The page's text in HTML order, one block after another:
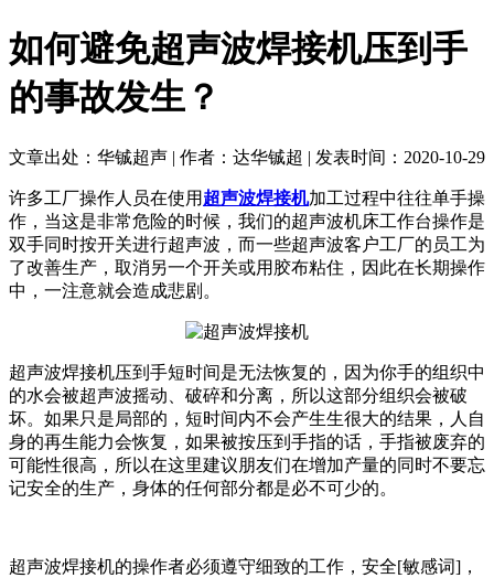
如何避免超声波焊接机压到手
的事故发生？
文章出处：华铖超声 | 作者：达华铖超 | 发表时间：2020-10-29
许多工厂操作人员在使用 超声波焊接机加工过程中往往单手操
作，当这是非常危险的时候，我们的超声波机床工作台操作是
双手同时按开关进行超声波，而一些超声波客户工厂的员工为
了改善生产，取消另一个开关或用胶布粘住，因此在长期操作
中，一注意就会造成悲剧。
超声波焊接机压到手短时间是无法恢复的，因为你手的组织中
的水会被超声波摇动、破碎和分离，所以这部分组织会被破
坏。如果只是局部的，短时间内不会产生生很大的结果，人自
身的再生能力会恢复，如果被按压到手指的话，手指被废弃的
可能性很高，所以在这里建议朋友们在增加产量的同时不要忘
记安全的生产，身体的任何部分都是必不可少的。
超声波焊接机的操作者必须遵守细致的工作，安全[敏感词]，